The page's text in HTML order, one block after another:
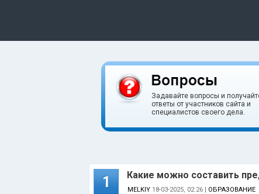
Задавайте вопросы и
ответы от участников сайта и
специалистов своего дела.
1 Какие можно составить
MELKIY 18-03-2025, 02:26 | ОБРАЗОВАНИЕ